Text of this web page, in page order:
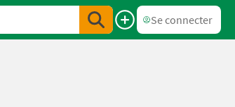
Se connecter